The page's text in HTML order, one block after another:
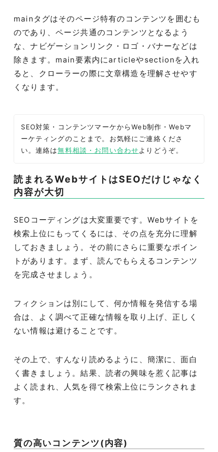
mainタグはそのページ特有のコンテンツを囲むも
のであり、ページ共通のコンテンツとなるよう
な、ナビゲーションリンク・ロゴ・バナーなどは
除きます。main要素内にarticleやsectionを入れ
ると、クローラーの際に文章構造を理解させやす
くなります。
SEO対策・コンテンツマーケからWeb制作・Webマ
ーケティングのことまで。お気軽にご連絡くださ
い。連絡は無料相談・お問い合わせよりどうぞ。
読まれるWebサイトはSEOだけじゃなく
内容が大切
SEOコーディングは大変重要です。Webサイトを
検索上位にもってくるには、その点を充分に理解
しておきましょう。その前にさらに重要なポイン
トがあります。まず、読んでもらえるコンテンツ
を完成させましょう。
フィクションは別にして、何か情報を発信する場
合は、よく調べて正確な情報を取り上げ、正しく
ない情報は避けることです。
その上で、すんなり読めるように、簡潔に、面白
く書きましょう。結果、読者の興味を惹く記事は
よく読まれ、人気を得て検索上位にランクされま
す。
質の高いコンテンツ(内容)